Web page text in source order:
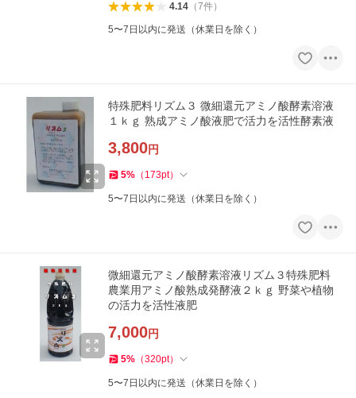
4.14（7件）
5〜7日以内に発送（休業日を除く）
特殊肥料リズム３ 微細還元アミノ酸酵素溶液
１ｋｇ 熟成アミノ酸液肥で活力を活性酵素液
3,800円
5% （ 173pt）
5〜7日以内に発送（休業日を除く）
微細還元アミノ酸酵素溶液リズム３特殊肥料
農業用アミノ酸熟成発酵液２ｋｇ 野菜や植物
の活力を活性液肥
7,000円
5% （320pt）
5〜7日以内に発送（休業日を除く）